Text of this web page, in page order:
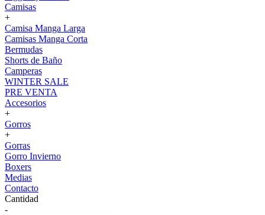
Camisas
+
Camisa Manga Larga
Camisas Manga Corta
Bermudas
Shorts de Baño
Camperas
WINTER SALE
PRE VENTA
Accesorios
+
Gorros
+
Gorras
Gorro Invierno
Boxers
Medias
Contacto
Cantidad
-